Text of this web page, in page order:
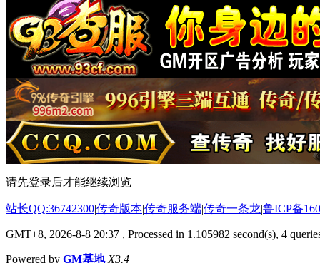
请先登录后才能继续浏览
站长QQ:36742300|传奇版本|传奇服务端|传奇一条龙|鲁ICP备
GMT+8, 2026-8-8 20:37 , Processed in 1.105982 second(s), 4
Powered by GM基地 X3.4